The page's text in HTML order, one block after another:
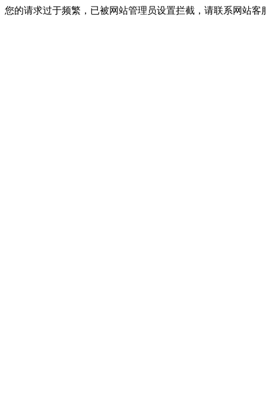
您的请求过于频繁，已被网站管理员设置拦截，请联系网站客